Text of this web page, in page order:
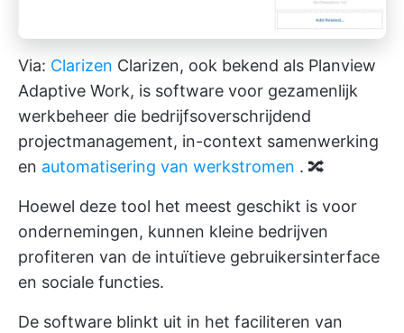
Via: Clarizen Clarizen, ook bekend als Planview
Adaptive Work, is software voor gezamenlijk
werkbeheer die bedrijfsoverschrijdend
projectmanagement, in-context samenwerking
en automatisering van werkstromen . 🔀
Hoewel deze tool het meest geschikt is voor
ondernemingen, kunnen kleine bedrijven
profiteren van de intuïtieve gebruikersinterface
en sociale functies.
De software blinkt uit in het faciliteren van